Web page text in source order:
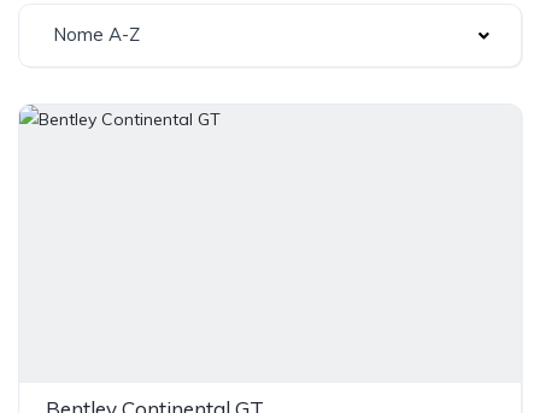
Nome A-Z